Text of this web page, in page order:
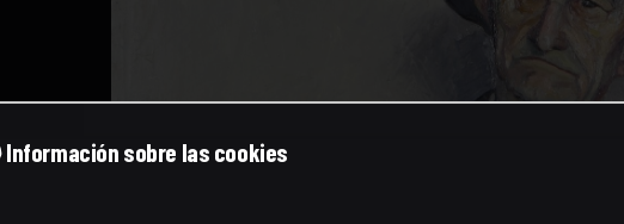
Información sobre las cookies